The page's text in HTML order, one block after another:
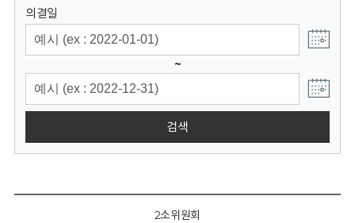
의결일
~
검색
2소위원회